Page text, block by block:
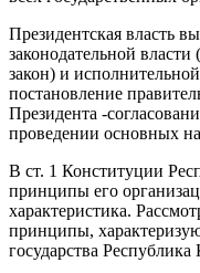
Президентская власть
законодательной
закон) и
постановление
Президента -
проведении основных
В ст. 1 Конституции
принципы его
характеристика.
принципы,
государства Республика